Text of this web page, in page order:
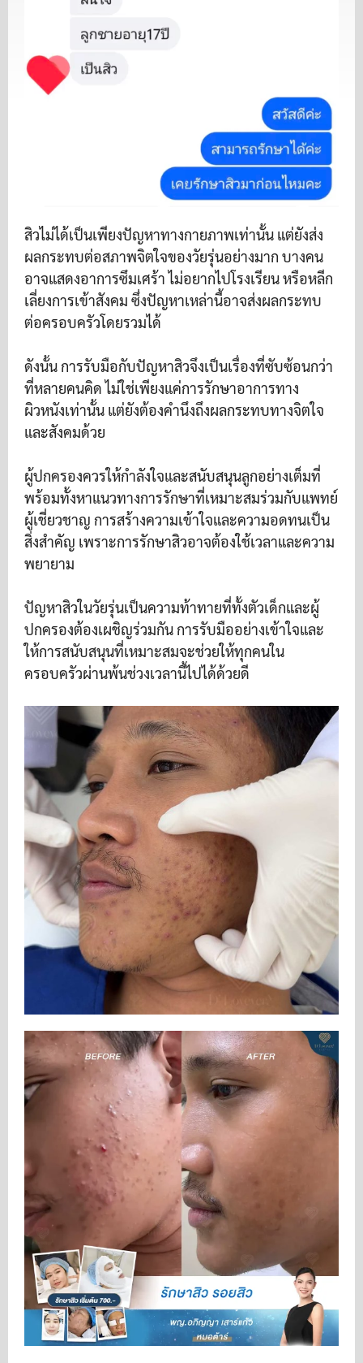
สิวไม่ได้เป็นเพียงปัญหาทางกายภาพเท่านั้น แต่ยังส่ง
ผลกระทบต่อสภาพจิตใจของวัยรุ่นอย่างมาก บางคน
อาจแสดงอาการซึมเศร้า ไม่อยากไปโรงเรียน หรือหลีก
เลี่ยงการเข้าสังคม ซึ่งปัญหาเหล่านี้อาจส่งผลกระทบ
ต่อครอบครัวโดยรวมได้
ดังนั้น การรับมือกับปัญหาสิวจึงเป็นเรื่องที่ซับซ้อนกว่า
ที่หลายคนคิด ไม่ใช่เพียงแค่การรักษาอาการทาง
ผิวหนังเท่านั้น แต่ยังต้องคำนึงถึงผลกระทบทางจิตใจ
และสังคมด้วย
ผู้ปกครองควรให้กำลังใจและสนับสนุนลูกอย่างเต็มที่
พร้อมทั้งหาแนวทางการรักษาที่เหมาะสมร่วมกับแพทย์
ผู้เชี่ยวชาญ การสร้างความเข้าใจและความอดทนเป็น
สิ่งสำคัญ เพราะการรักษาสิวอาจต้องใช้เวลาและความ
พยายาม
ปัญหาสิวในวัยรุ่นเป็นความท้าทายที่ทั้งตัวเด็กและผู้
ปกครองต้องเผชิญร่วมกัน การรับมืออย่างเข้าใจและ
ให้การสนับสนุนที่เหมาะสมจะช่วยให้ทุกคนใน
ครอบครัวผ่านพ้นช่วงเวลานี้ไปได้ด้วยดี